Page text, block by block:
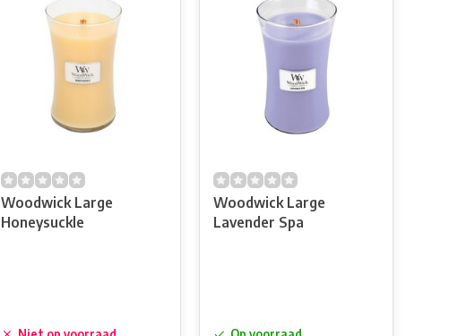
Woodwick Large
Honeysuckle
Woodwick Large
Lavender Spa